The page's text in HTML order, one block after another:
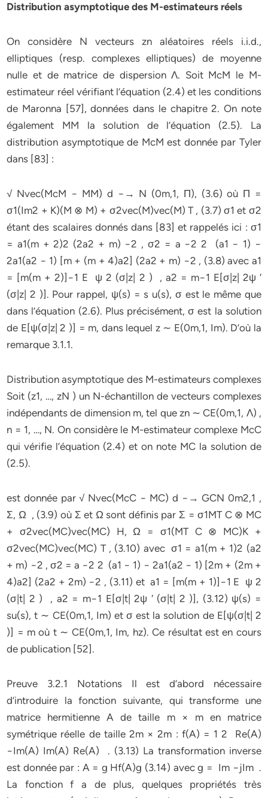
Distribution asymptotique des M-estimateurs réels
On considère N vecteurs zn aléatoires réels i.i.d.,
elliptiques (resp. complexes elliptiques) de moyenne
nulle et de matrice de dispersion Λ. Soit McM le M-
estimateur réel vérifiant l’équation (2.4) et les conditions
de Maronna [57], données dans le chapitre 2. On note
également MM la solution de l’équation (2.5). La
distribution asymptotique de McM est donnée par Tyler
dans [83] :
√ Nvec(McM − MM) d −→ N (0m,1, Π), (3.6) où Π =
σ1(Im2 + K)(M ⊗ M) + σ2vec(M)vec(M) T , (3.7) σ1 et σ2
étant des scalaires donnés dans [83] et rappelés ici : σ1
= a1(m + 2)2 (2a2 + m) −2 , σ2 = a −2 2 (a1 − 1) −
2a1(a2 − 1) [m + (m + 4)a2] (2a2 + m) −2 , (3.8) avec a1
= [m(m + 2)]−1 E ψ 2 (σ|z| 2 ) , a2 = m−1 E[σ|z| 2ψ ′
(σ|z| 2 )]. Pour rappel, ψ(s) = s u(s), σ est le même que
dans l’équation (2.6). Plus précisément, σ est la solution
de E[ψ(σ|z| 2 )] = m, dans lequel z ∼ E(0m,1, Im). D’où la
remarque 3.1.1.
Distribution asymptotique des M-estimateurs complexes
Soit (z1, …, zN ) un N-échantillon de vecteurs complexes
indépendants de dimension m, tel que zn ∼ CE(0m,1, Λ) ,
n = 1, …, N. On considère le M-estimateur complexe McC
qui vérifie l’équation (2.4) et on note MC la solution de
(2.5).
est donnée par √ Nvec(McC − MC) d −→ GCN 0m2,1 ,
Σ, Ω , (3.9) où Σ et Ω sont définis par Σ = σ1MT C ⊗ MC
+ σ2vec(MC)vec(MC) H, Ω = σ1(MT C ⊗ MC)K +
σ2vec(MC)vec(MC) T , (3.10) avec σ1 = a1(m + 1)2 (a2
+ m) −2 , σ2 = a −2 2 (a1 − 1) − 2a1(a2 − 1) [2m + (2m +
4)a2] (2a2 + 2m) −2 , (3.11) et a1 = [m(m + 1)]−1 E ψ 2
(σ|t| 2 ) , a2 = m−1 E[σ|t| 2ψ ′ (σ|t| 2 )], (3.12) ψ(s) =
su(s), t ∼ CE(0m,1, Im) et σ est la solution de E[ψ(σ|t| 2
)] = m où t ∼ CE(0m,1, Im, hz). Ce résultat est en cours
de publication [52].
Preuve 3.2.1 Notations Il est d’abord nécessaire
d’introduire la fonction suivante, qui transforme une
matrice hermitienne A de taille m × m en matrice
symétrique réelle de taille 2m × 2m : f(A) = 1 2 Re(A)
−Im(A) Im(A) Re(A) . (3.13) La transformation inverse
est donnée par : A = g Hf(A)g (3.14) avec g = Im −jIm .
La fonction f a de plus, quelques propriétés très